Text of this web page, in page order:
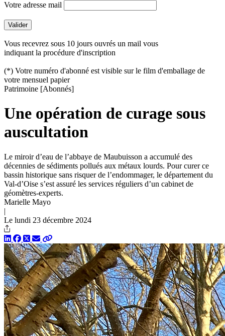
Votre adresse mail
Vous recevrez sous 10 jours ouvrés un mail vous
indiquant la procédure d'inscription
(*) Votre numéro d'abonné est visible sur le film d'emballage de
votre mensuel papier
Patrimoine [Abonnés]
Une opération de curage sous
auscultation
Le miroir d’eau de l’abbaye de Maubuisson a accumulé des
décennies de sédiments pollués aux métaux lourds. Pour curer ce
bassin historique sans risquer de l’endommager, le département du
Val-d’Oise s’est assuré les services réguliers d’un cabinet de
géomètres-experts.
Marielle Mayo
|
Le lundi 23 décembre 2024